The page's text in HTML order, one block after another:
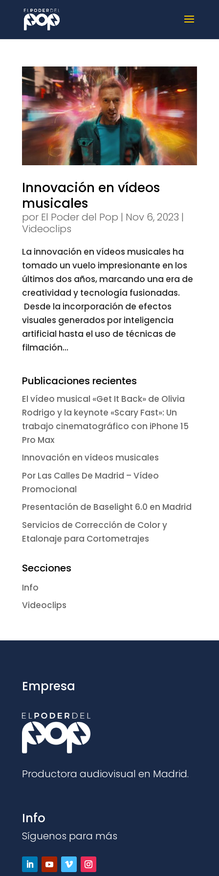
Innovación en vídeos
musicales
por El Poder del Pop | Nov 6, 2023 |
Videoclips
La innovación en vídeos musicales ha
tomado un vuelo impresionante en los
últimos dos años, marcando una era de
creatividad y tecnología fusionadas.
Desde la incorporación de efectos
visuales generados por inteligencia
artificial hasta el uso de técnicas de
filmación...
Publicaciones recientes
El vídeo musical «Get It Back» de Olivia
Rodrigo y la keynote «Scary Fast»: Un
trabajo cinematográfico con iPhone 15
Pro Max
Innovación en vídeos musicales
Por Las Calles De Madrid – Vídeo
Promocional
Presentación de Baselight 6.0 en Madrid
Servicios de Corrección de Color y
Etalonaje para Cortometrajes
Secciones
Info
Videoclips
Empresa
Productora audiovisual en Madrid.
Info
Síguenos para más